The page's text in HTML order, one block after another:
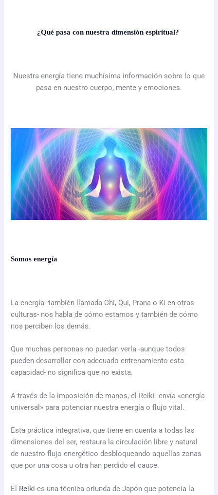
¿Qué pasa con nuestra dimensión espiritual?
Nuestra energía tiene muchísima información sobre lo que
pasa en nuestro cuerpo, mente y emociones.
Somos energía
La energía -también llamada Chi, Qui, Prana o Ki en otras
culturas- nos habla de cómo estamos y también de cómo
nos perciben los demás.
Que muchas personas no puedan verla -aunque todos
pueden desarrollar con adecuado entrenamiento esta
capacidad- no significa que no exista.
A través de la imposición de manos, el ​Reiki envía «energía
universal» para potenciar nuestra energía o flujo vital.
Esta práctica integrativa, que tiene en cuenta a todas las
dimensiones del ser, restaura la circulación libre y natural
de nuestro flujo energético desbloqueando aquellas zonas
que por una cosa u otra han perdido el cauce.
El Reiki es una técnica oriunda de Japón que potencia la